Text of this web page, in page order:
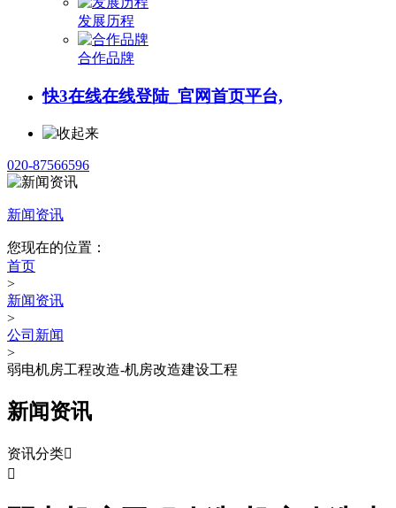
发展历程
合作品牌
快3在线在线登陆_官网首页平台,
020-87566596
新闻资讯
您现在的位置：
首页
>
新闻资讯
>
公司新闻
>
弱电机房工程改造-机房改造建设工程
新闻资讯
资讯分类
